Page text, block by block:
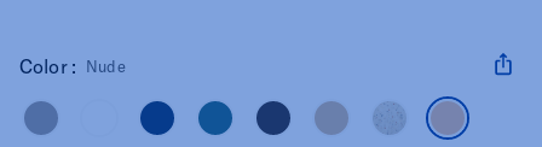
Color : Nude